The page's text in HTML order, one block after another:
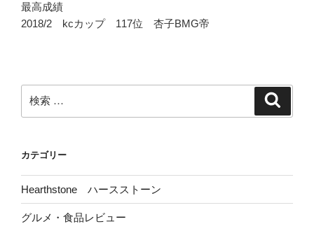
最高成績
2018/2 kcカップ 117位 杏子BMG帝
検
索:
カテゴリー
Hearthstone ハースストーン
グルメ・食品レビュー